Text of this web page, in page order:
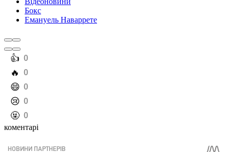
Бокс
Емануель Наваррете
️👍 0
️🔥 0
️😄 0
️😢 0
️🤬 0
коментарі